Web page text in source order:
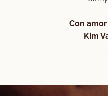
Con
Kim